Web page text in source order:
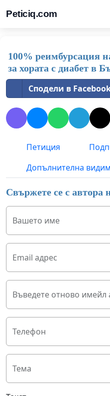
Peticiq.com
100% реимбурсация
за хората с диабет в
Сподели в
Петиция
Допълнителна
Свържете се с автора
Вашето име
Email адрес
Въведете отново имейл
Телефон
Тема